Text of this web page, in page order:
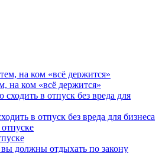
на ком «всё держится»
в отпуск без вреда для бизнеса